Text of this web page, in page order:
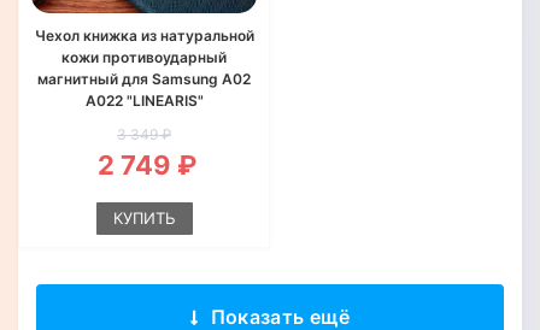
Чехол книжка из натуральной
кожи противоударный
магнитный для Samsung A02
A022 "LINEARIS"
3 349 ₽
2 749 ₽
КУПИТЬ
Показать ещё